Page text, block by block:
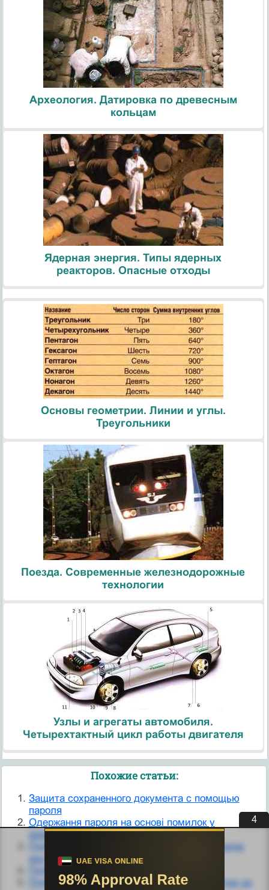
Археология. Датировка по древесным
кольцам
Ядерная энергия. Типы ядерных
реакторов. Опасные отходы
Основы геометрии. Линии и углы.
Треугольники
Поезда. Современные железнодорожные
технологии
Узлы и агрегаты автомобиля.
Четырехтактный цикл работы двигателя
Похожие статьи:
Защита сохраненного документа с помощью
пароля
Одержання пароля на основі помилок у
реалізації системи
Підбір і комплектація устаткуванням закладів
ресторанного господарства
Підбір перерізів стиснутих стержнів решітки за
4